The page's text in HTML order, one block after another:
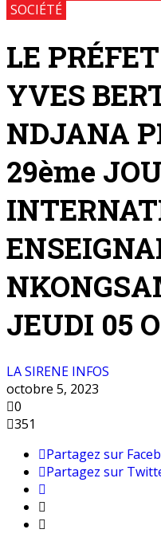
SOCIÉTÉ
LE
YVES
NDJANA
29ème
JEUDI 05
LA SIRENE INFOS
octobre 5, 2023
0
351
Partagez sur
Partagez sur